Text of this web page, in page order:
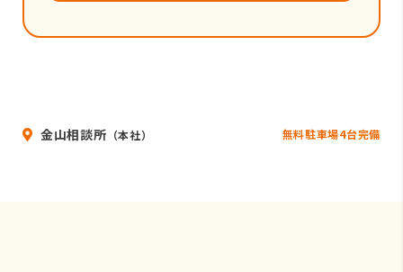
金山相談所 （本社） 無料駐車場4台完備